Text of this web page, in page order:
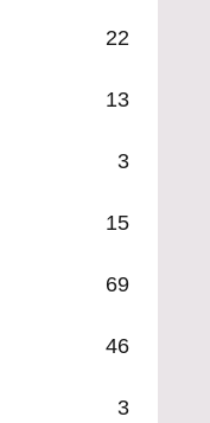
22
13
3
15
69
46
3